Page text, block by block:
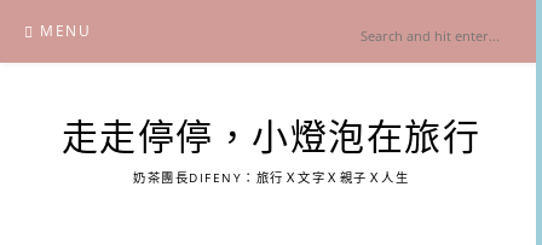
content
MENU
走走停停，小燈泡在旅行
奶茶團長DIFENY：旅行Ｘ文字Ｘ親子Ｘ人生